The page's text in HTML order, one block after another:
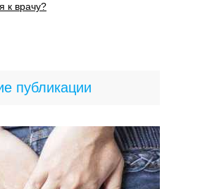
к врачу?
публикации